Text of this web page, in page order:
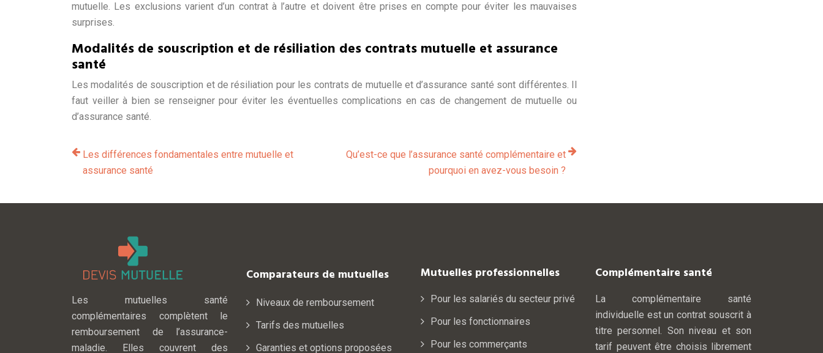
mutuelle. Les exclusions varient d’un contrat à l’autre et doivent être prises en compte pour éviter les mauvaises
surprises.
Modalités de souscription et de résiliation des contrats mutuelle et assurance
santé
Les modalités de souscription et de résiliation pour les contrats de mutuelle et d’assurance santé sont différentes. Il
faut veiller à bien se renseigner pour éviter les éventuelles complications en cas de changement de mutuelle ou
d’assurance santé.
Les différences fondamentales entre mutuelle et
assurance santé
Qu’est-ce que l’assurance santé complémentaire et
pourquoi en avez-vous besoin ?
Les mutuelles santé
complémentaires complètent le
remboursement de l’assurance-
maladie. Elles couvrent des
Comparateurs de mutuelles
Niveaux de remboursement
Tarifs des mutuelles
Garanties et options proposées
Mutuelles professionnelles
Pour les salariés du secteur privé
Pour les fonctionnaires
Pour les commerçants
Complémentaire santé
La complémentaire santé
individuelle est un contrat souscrit à
titre personnel. Son niveau et son
tarif peuvent être choisis librement